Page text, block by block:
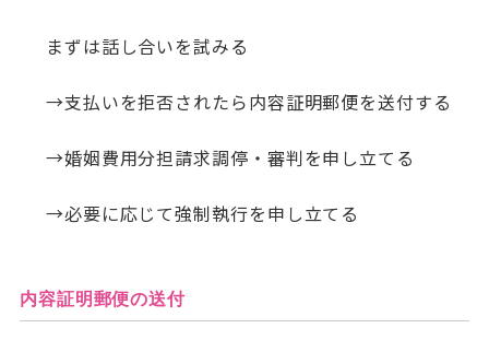
まずは話し合いを試みる
→支払いを拒否されたら内容証明郵便を送付する
→婚姻費用分担請求調停・審判を申し立てる
→必要に応じて強制執行を申し立てる
内容証明郵便の送付